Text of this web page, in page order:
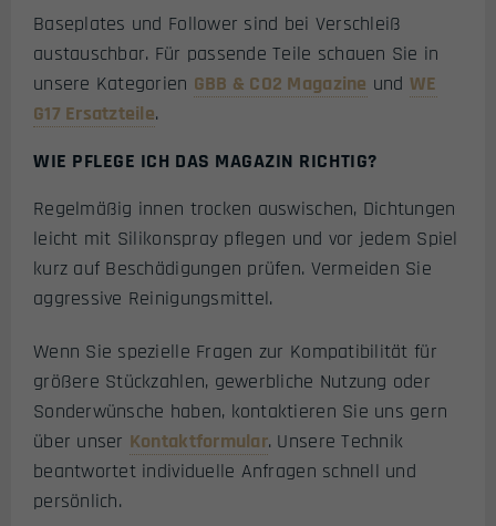
Baseplates und Follower sind bei Verschleiß
austauschbar. Für passende Teile schauen Sie in
unsere Kategorien GBB & CO2 Magazine und WE
G17 Ersatzteile.
WIE PFLEGE ICH DAS MAGAZIN RICHTIG?
Regelmäßig innen trocken auswischen, Dichtungen
leicht mit Silikonspray pflegen und vor jedem Spiel
kurz auf Beschädigungen prüfen. Vermeiden Sie
aggressive Reinigungsmittel.
Wenn Sie spezielle Fragen zur Kompatibilität für
größere Stückzahlen, gewerbliche Nutzung oder
Sonderwünsche haben, kontaktieren Sie uns gern
über unser Kontaktformular. Unsere Technik
beantwortet individuelle Anfragen schnell und
persönlich.